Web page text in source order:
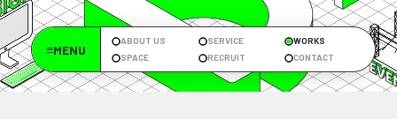
≡MENU
ABOUT US SERVICE
WORKS
SPACE
RECRUIT CONTACT